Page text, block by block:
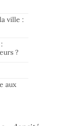
ville :
?
aux